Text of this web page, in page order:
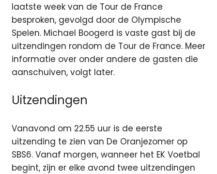
laatste week van de Tour de France
besproken, gevolgd door de Olympische
Spelen. Michael Boogerd is vaste gast bij de
uitzendingen rondom de Tour de France. Meer
informatie over onder andere de gasten die
aanschuiven, volgt later.
Uitzendingen
Vanavond om 22.55 uur is de eerste
uitzending te zien van De Oranjezomer op
SBS6. Vanaf morgen, wanneer het EK Voetbal
begint, zijn er elke avond twee uitzendingen